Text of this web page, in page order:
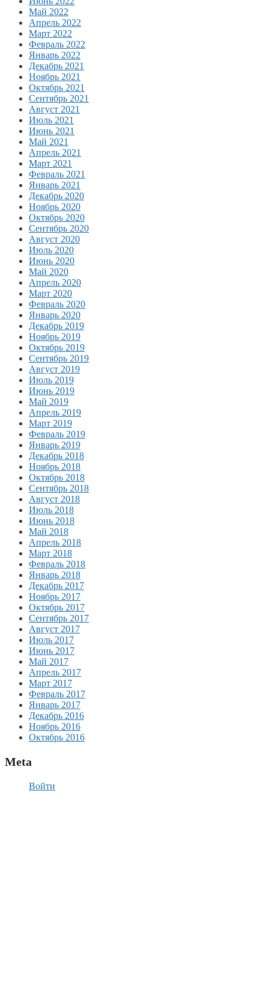
Май 2022
Апрель 2022
Март 2022
Февраль 2022
Январь 2022
Декабрь 2021
Ноябрь 2021
Октябрь 2021
Сентябрь 2021
Август 2021
Июль 2021
Июнь 2021
Май 2021
Апрель 2021
Март 2021
Февраль 2021
Январь 2021
Декабрь 2020
Ноябрь 2020
Октябрь 2020
Сентябрь 2020
Август 2020
Июль 2020
Июнь 2020
Май 2020
Апрель 2020
Март 2020
Февраль 2020
Январь 2020
Декабрь 2019
Ноябрь 2019
Октябрь 2019
Сентябрь 2019
Август 2019
Июль 2019
Июнь 2019
Май 2019
Апрель 2019
Март 2019
Февраль 2019
Январь 2019
Декабрь 2018
Ноябрь 2018
Октябрь 2018
Сентябрь 2018
Август 2018
Июль 2018
Июнь 2018
Май 2018
Апрель 2018
Март 2018
Февраль 2018
Январь 2018
Декабрь 2017
Ноябрь 2017
Октябрь 2017
Сентябрь 2017
Август 2017
Июль 2017
Июнь 2017
Май 2017
Апрель 2017
Март 2017
Февраль 2017
Январь 2017
Декабрь 2016
Ноябрь 2016
Октябрь 2016
Meta
Войти